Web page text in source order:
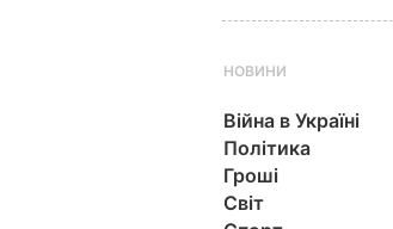
НОВИНИ
Війна в Україні
Політика
Гроші
Світ